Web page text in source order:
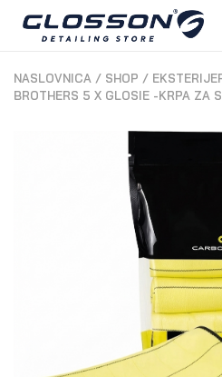
NASLOVNICA / SHOP /
BROTHERS 5 X GLOSIE -KRPA ZA